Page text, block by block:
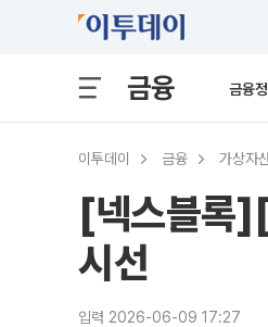
금융 금융
이투데이 금융 가상자
[넥스블록
시선
입력 2026-06-09 17:27